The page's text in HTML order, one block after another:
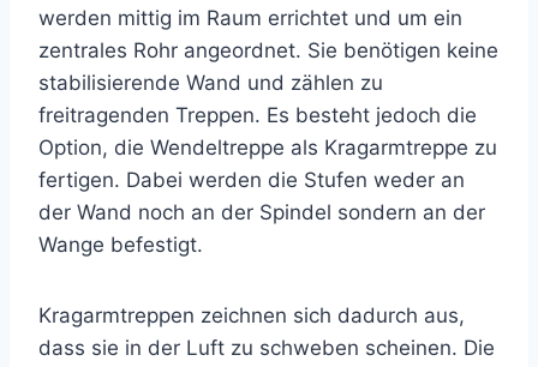
werden mittig im Raum errichtet und um ein
zentrales Rohr angeordnet. Sie benötigen keine
stabilisierende Wand und zählen zu
freitragenden Treppen. Es besteht jedoch die
Option, die Wendeltreppe als Kragarmtreppe zu
fertigen. Dabei werden die Stufen weder an
der Wand noch an der Spindel sondern an der
Wange befestigt.
Kragarmtreppen zeichnen sich dadurch aus,
dass sie in der Luft zu schweben scheinen. Die